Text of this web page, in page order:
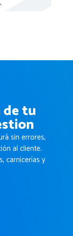
de tu
sin errores,
al cliente.
carnicerías y